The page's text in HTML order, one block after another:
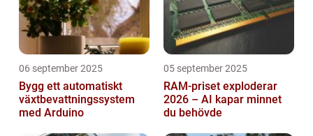
06 september 2025
Bygg ett automatiskt
växtbevattningssystem
med Arduino
05 september 2025
RAM-priset exploderar
2026 – AI kapar minnet
du behövde